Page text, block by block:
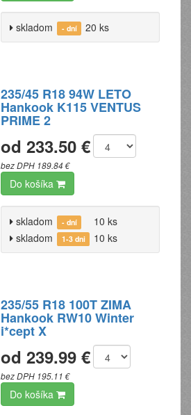
skladom - dní 20 ks
235/45 R18 94W LETO
Hankook K115 VENTUS
PRIME 2
od 233.50 €
bez DPH 189.84 €
Do košíka
skladom - dní
10 ks
skladom
1-3 dni 10 ks
235/55 R18 100T ZIMA
Hankook RW10 Winter
i*cept X
od 239.99 €
bez DPH 195.11 €
Do košíka